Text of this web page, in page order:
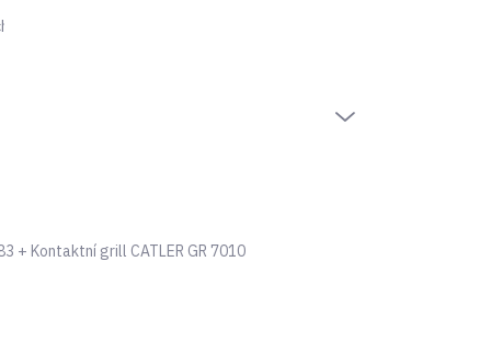
osobních údajů
+ Kontaktní grill CATLER GR 7010